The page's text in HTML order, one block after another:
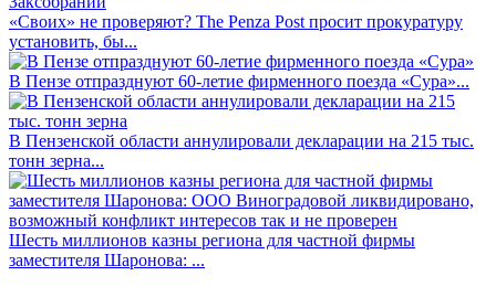
«Своих» не проверяют? The Penza Post просит прокуратуру
установить, бы...
В Пензе отпразднуют 60-летие фирменного поезда «Сура»...
В Пензенской области аннулировали декларации на 215 тыс.
тонн зерна...
Шесть миллионов казны региона для частной фирмы
заместителя Шаронова: ...